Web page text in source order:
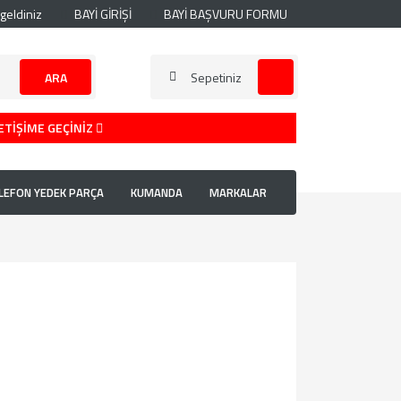
BAYİ GİRİŞİ BAYİ BAŞVURU FORMU
ARA Sepetiniz
GEÇİNİZ
YEDEK PARÇA KUMANDA MARKALAR